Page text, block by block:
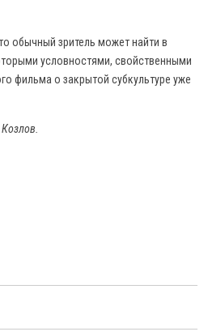
обычный зритель может найти в
условностями, свойственными
фильма о закрытой субкультуре уже